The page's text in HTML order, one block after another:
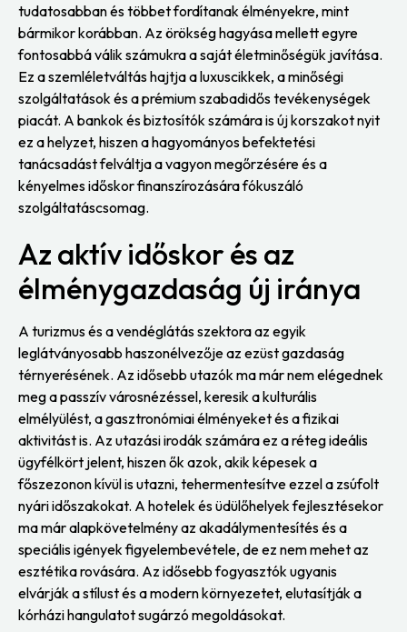
tudatosabban és többet fordítanak élményekre, mint
bármikor korábban. Az örökség hagyása mellett egyre
fontosabbá válik számukra a saját életminőségük javítása.
Ez a szemléletváltás hajtja a luxuscikkek, a minőségi
szolgáltatások és a prémium szabadidős tevékenységek
piacát. A bankok és biztosítók számára is új korszakot nyit
ez a helyzet, hiszen a hagyományos befektetési
tanácsadást felváltja a vagyon megőrzésére és a
kényelmes időskor finanszírozására fókuszáló
szolgáltatáscsomag.
Az aktív időskor és az
élménygazdaság új iránya
A turizmus és a vendéglátás szektora az egyik
leglátványosabb haszonélvezője az ezüst gazdaság
térnyerésének. Az idősebb utazók ma már nem elégednek
meg a passzív városnézéssel, keresik a kulturális
elmélyülést, a gasztronómiai élményeket és a fizikai
aktivitást is. Az utazási irodák számára ez a réteg ideális
ügyfélkört jelent, hiszen ők azok, akik képesek a
főszezonon kívül is utazni, tehermentesítve ezzel a zsúfolt
nyári időszakokat. A hotelek és üdülőhelyek fejlesztésekor
ma már alapkövetelmény az akadálymentesítés és a
speciális igények figyelembevétele, de ez nem mehet az
esztétika rovására. Az idősebb fogyasztók ugyanis
elvárják a stílust és a modern környezetet, elutasítják a
kórházi hangulatot sugárzó megoldásokat.